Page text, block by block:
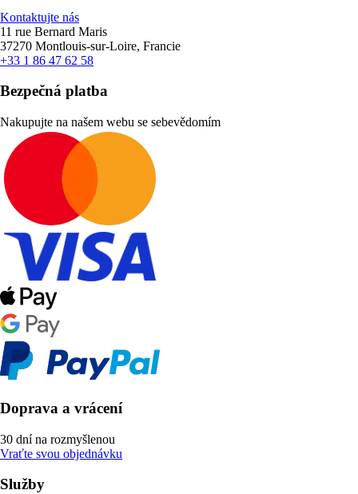
Kontaktujte nás
11 rue Bernard Maris
37270 Montlouis-sur-Loire, Francie
+33 1 86 47 62 58
Bezpečná platba
Nakupujte na našem webu se sebevědomím
Doprava a vrácení
30 dní na rozmyšlenou
Vraťte svou objednávku
Služby